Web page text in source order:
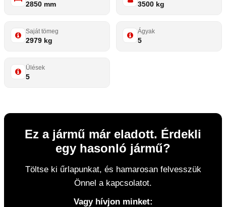
2850 mm 3500 kg
Saját tömeg
2979 kg
Ágyak
5
Ülések
5
Ez a jármű már eladott. Érdekli
egy hasonló jármű?
Töltse ki űrlapunkat, és hamarosan felvesszük
Önnel a kapcsolatot.
Vagy hívjon minket: